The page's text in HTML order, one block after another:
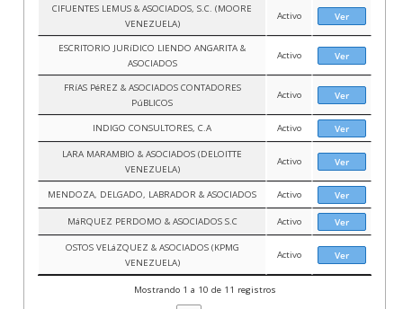
CIFUENTES LEMUS & ASOCIADOS, S.C. (MOORE
VENEZUELA)
Activo Ver
ESCRITORIO JURíDICO LIENDO ANGARITA &
ASOCIADOS
Activo Ver
FRíAS PéREZ & ASOCIADOS CONTADORES
PúBLICOS
Activo Ver
INDIGO CONSULTORES, C.A Activo
Ver
LARA MARAMBIO & ASOCIADOS (DELOITTE
VENEZUELA)
Activo Ver
MENDOZA, DELGADO, LABRADOR & ASOCIADOS Activo Ver
MáRQUEZ PERDOMO & ASOCIADOS S.C Activo
Ver
OSTOS VELáZQUEZ & ASOCIADOS (KPMG
VENEZUELA)
Activo Ver
Mostrando 1 a 10 de 11 registros